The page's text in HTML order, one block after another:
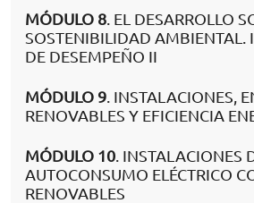
MÓDULO 8. EL DESARROLLO
SOSTENIBILIDAD AMBIENTAL.
DE DESEMPEÑO II
MÓDULO 9. INSTALACIONES,
RENOVABLES Y EFICIENCIA
MÓDULO 10. INSTALACIONES
AUTOCONSUMO ELÉCTRICO
RENOVABLES